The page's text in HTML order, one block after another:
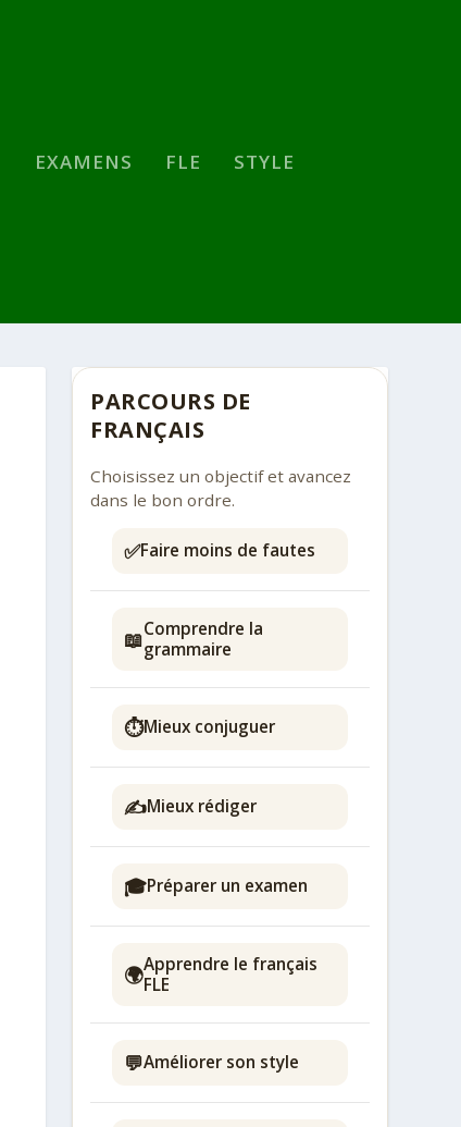
EXAMENS FLE STYLE
PARCOURS DE
FRANÇAIS
Choisissez un objectif et avancez
dans le bon ordre.
✅Faire moins de fautes
📖Comprendre la
grammaire
⏱️Mieux conjuguer
✍️Mieux rédiger
🎓Préparer un examen
🌍Apprendre le français
FLE
💬Améliorer son style